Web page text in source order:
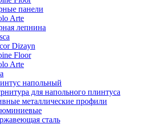
панели
Arte
лепнина
Dizayn
Floor
Arte
напольный
для напольного плинтуса
металлические профили
сталь